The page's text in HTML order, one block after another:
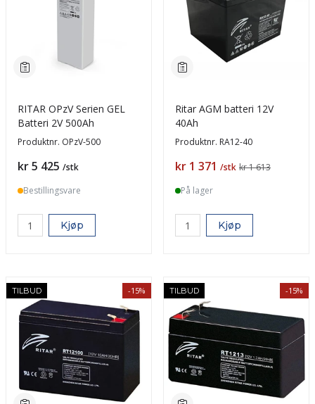
RITAR OPzV Serien GEL
Batteri 2V 500Ah
Produktnr. OPzV-500
Pris
kr 5 425 /stk
Bestillingsvare
Kjøp
Ritar AGM batteri 12V
40Ah
Produktnr. RA12-40
Pris
kr 1 371 /stk kr 1 613
På lager
Kjøp
TILBUD -15% TILBUD -15%